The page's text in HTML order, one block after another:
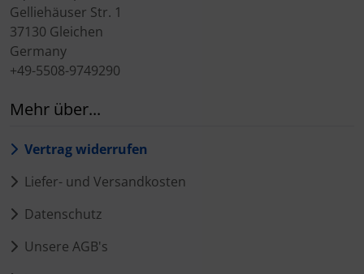
Gelliehäuser Str. 1
37130 Gleichen
Germany
+49-5508-9749290
Mehr über...
Vertrag widerrufen
Liefer- und Versandkosten
Datenschutz
Unsere AGB's